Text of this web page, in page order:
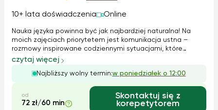
10+ lata doświadczenia Online
Nauka języka powinna być jak najbardziej naturalna! Na
moich zajęciach priorytetem jest komunikacja ustna –
rozmowy inspirowane codziennymi sytuacjami, które
pozwalają uczniom czuć się swobodnie w języku
angielskim. Wykorzystuję interaktywne materiały
dydaktyczne, a gramatykę osadzam w kontekście ko...
czytaj więcej
Najbliższy wolny termin:w poniedziałek o 12:00
od
72 zł/60 min
Skontaktuj się z
korepetytorem